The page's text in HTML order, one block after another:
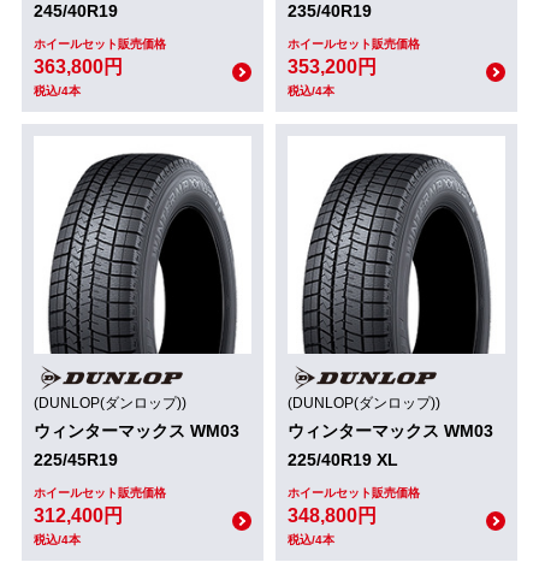
245/40R19
ホイールセット販売価格
363,800円
税込/4本
235/40R19
ホイールセット販売価格
353,200円
税込/4本
(DUNLOP(ダンロップ))
ウィンターマックス WM03
225/45R19
ホイールセット販売価格
312,400円
税込/4本
(DUNLOP(ダンロップ))
ウィンターマックス WM03
225/40R19 XL
ホイールセット販売価格
348,800円
税込/4本